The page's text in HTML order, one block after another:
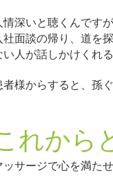
情深いと聴くんです
社面談の帰り、道を
い人が話しかけくれ
者様からすると、孫
れから
ッサージで心を満た